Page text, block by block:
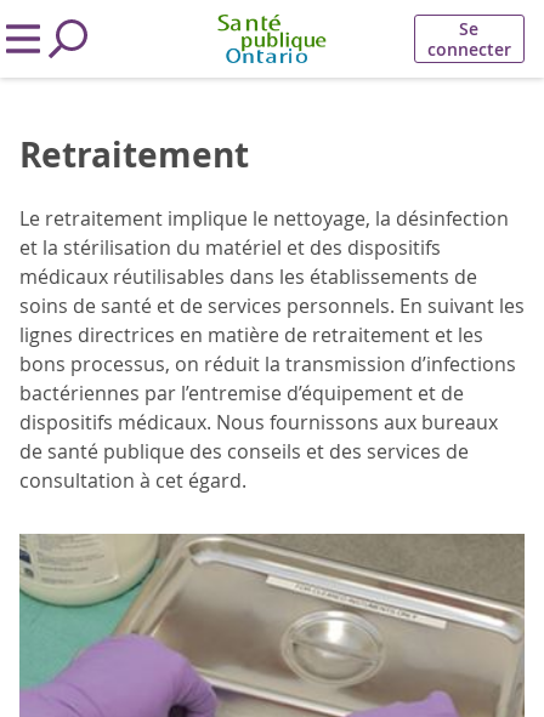
Se
connecter
Retraitement
Le retraitement implique le nettoyage, la désinfection
et la stérilisation du matériel et des dispositifs
médicaux réutilisables dans les établissements de
soins de santé et de services personnels. En suivant les
lignes directrices en matière de retraitement et les
bons processus, on réduit la transmission d’infections
bactériennes par l’entremise d’équipement et de
dispositifs médicaux. Nous fournissons aux bureaux
de santé publique des conseils et des services de
consultation à cet égard.